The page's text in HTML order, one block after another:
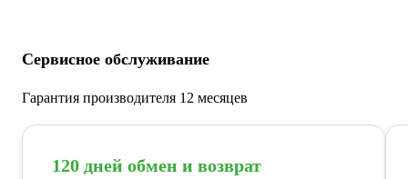
Сервисное обслуживание
Гарантия производителя 12 месяцев
120 дней обмен и возврат